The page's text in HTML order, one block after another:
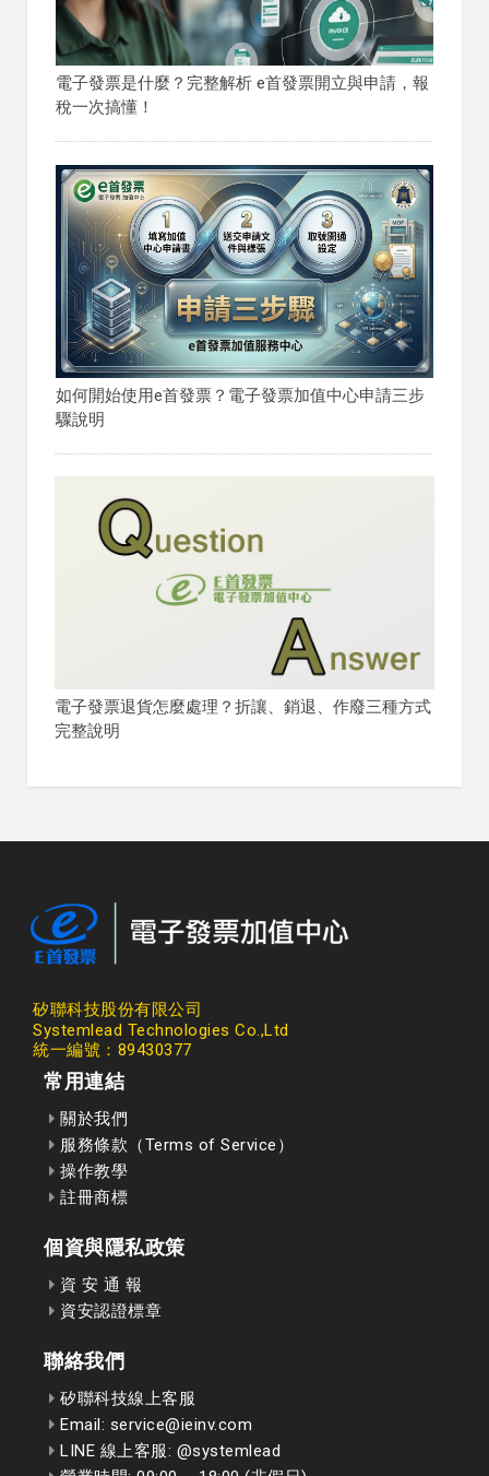
電子發票是什麼？完整解析 e首發票開立與申請，報
稅一次搞懂！
如何開始使用e首發票？電子發票加值中心申請三步
驟說明
電子發票退貨怎麼處理？折讓、銷退、作廢三種方式
完整說明
矽聯科技股份有限公司
Systemlead Technologies Co.,Ltd
統一編號：89430377
常用連結
關於我們
服務條款（Terms of Service）
操作教學
註冊商標
個資與隱私政策
資 安 通 報
資安認證標章
聯絡我們
矽聯科技線上客服
Email: service@ieinv.com
LINE 線上客服: @systemlead